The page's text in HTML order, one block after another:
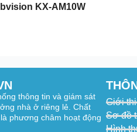
KX-AM10W
thông tin và giám sát
nhà ở riêng lẻ. Chất
phương châm hoạt động
Giới
Sơ đồ
Hình